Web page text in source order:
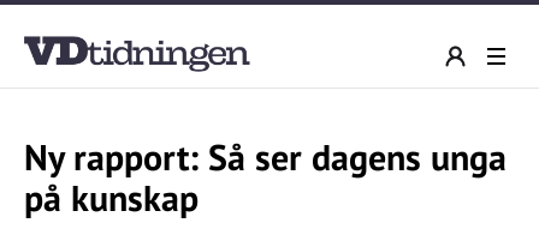
Ny rapport: Så ser dagens unga
på kunskap